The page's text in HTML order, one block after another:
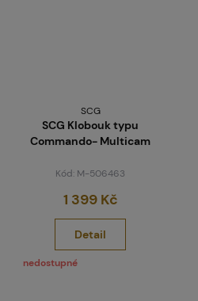
SCG
SCG Klobouk typu
Commando- Multicam
Kód: M-506463
1 399 Kč
Detail
nedostupné